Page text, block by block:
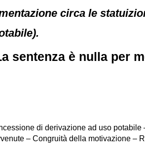
circa le
sentenza è nulla per
di derivazione ad uso
– Congruità della motivazione –